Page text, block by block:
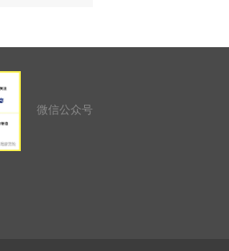
微信公众号